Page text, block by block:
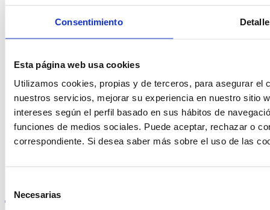
Consentimiento
Esta página web usa cookies
Utilizamos cookies, propias y de terceros, para asegurar el
nuestros servicios, mejorar su experiencia en nuestro sitio
intereses según el perfil basado en sus hábitos de
funciones de medios sociales. Puede aceptar, rechazar o
correspondiente. Si desea saber más sobre el uso de las
Necesarias
Contacto
Encuentre Fluidra
en su país